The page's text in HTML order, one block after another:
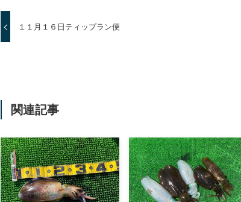
１１月１６日ティップラン便
関連記事